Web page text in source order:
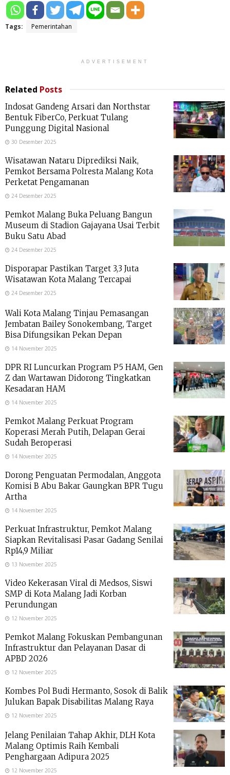
Tags: Pemerintahan
ADVERTISEMENT
Related Posts
Indosat Gandeng Arsari dan Northstar
Bentuk FiberCo, Perkuat Tulang
Punggung Digital Nasional
30 Desember 2025
Wisatawan Nataru Diprediksi Naik,
Pemkot Bersama Polresta Malang Kota
Perketat Pengamanan
24 Desember 2025
Pemkot Malang Buka Peluang Bangun
Museum di Stadion Gajayana Usai Terbit
Buku Satu Abad
24 Desember 2025
Disporapar Pastikan Target 3,3 Juta
Wisatawan Kota Malang Tercapai
24 Desember 2025
Wali Kota Malang Tinjau Pemasangan
Jembatan Bailey Sonokembang, Target
Bisa Difungsikan Pekan Depan
14 November 2025
DPR RI Luncurkan Program P5 HAM, Gen
Z dan Wartawan Didorong Tingkatkan
Kesadaran HAM
14 November 2025
Pemkot Malang Perkuat Program
Koperasi Merah Putih, Delapan Gerai
Sudah Beroperasi
14 November 2025
Dorong Penguatan Permodalan, Anggota
Komisi B Abu Bakar Gaungkan BPR Tugu
Artha
14 November 2025
Perkuat Infrastruktur, Pemkot Malang
Siapkan Revitalisasi Pasar Gadang Senilai
Rp14,9 Miliar
13 November 2025
Video Kekerasan Viral di Medsos, Siswi
SMP di Kota Malang Jadi Korban
Perundungan
12 November 2025
Pemkot Malang Fokuskan Pembangunan
Infrastruktur dan Pelayanan Dasar di
APBD 2026
12 November 2025
Kombes Pol Budi Hermanto, Sosok di Balik
Julukan Bapak Disabilitas Malang Raya
12 November 2025
Jelang Penilaian Tahap Akhir, DLH Kota
Malang Optimis Raih Kembali
Penghargaan Adipura 2025
12 November 2025